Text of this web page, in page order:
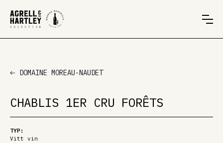
DOMAINE MOREAU-NAUDET
CHABLIS 1ER CRU FORÊTS
TYP:
Vitt vin